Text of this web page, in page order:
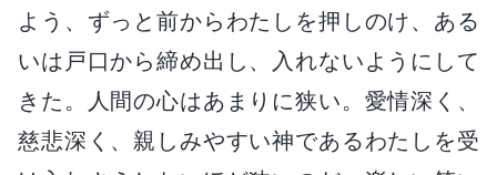
よう、ずっと前からわたしを押しのけ、ある
いは戸口から締め出し、入れないようにして
きた。人間の心はあまりに狭い。愛情深く、
慈悲深く、親しみやすい神であるわたしを受